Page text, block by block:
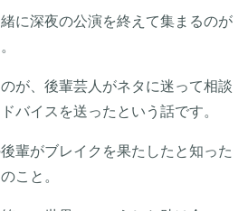
に深夜の公演を終えて集まるのが
が、後輩芸人がネタに迷って相談
バイスを送ったという話です。
輩がブレイクを果たしたと知った
こと。